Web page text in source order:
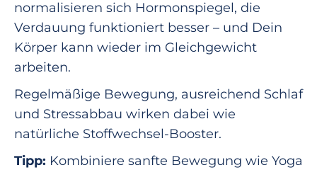
normalisieren sich Hormonspiegel, die
Verdauung funktioniert besser – und Dein
Körper kann wieder im Gleichgewicht
arbeiten.
Regelmäßige Bewegung, ausreichend Schlaf
und Stressabbau wirken dabei wie
natürliche Stoffwechsel-Booster.
Tipp: Kombiniere sanfte Bewegung wie Yoga